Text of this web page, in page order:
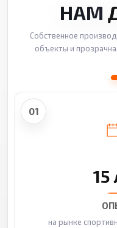
НАМ
Собственное
объекты и
01
15
на рынке